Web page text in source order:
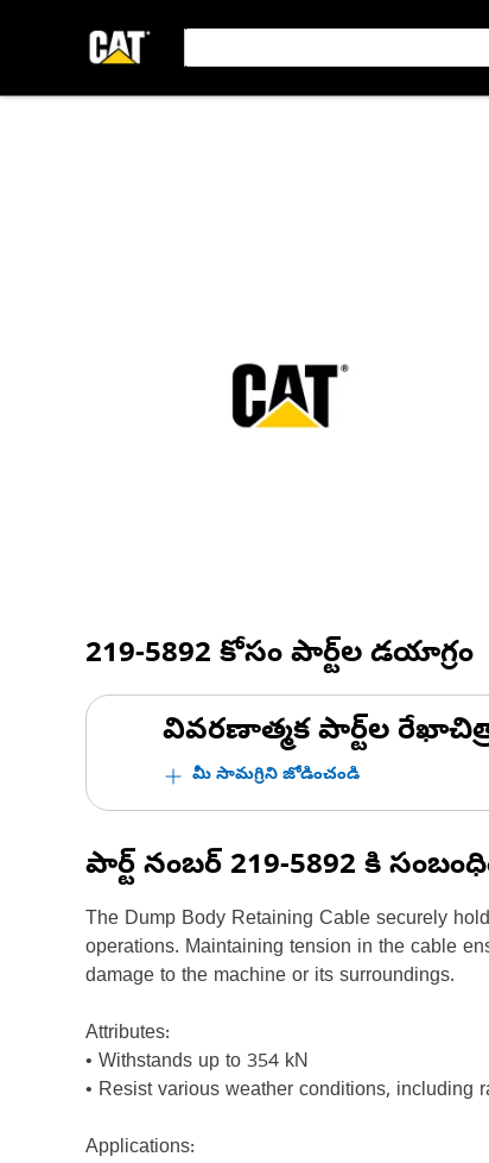
219-5892 కోసం పార్ట్‌ల డయాగ్రం
వివరణాత్మక పార్ట్‌ల
మీ సామగ్రిని జోడించండి
పార్ట్ నంబర్ 219-5892 కి
The Dump Body Retaining Cable securely
operations. Maintaining tension in the cable
damage to the machine or its surroundings.
Attributes:
• Withstands up to 354 kN
• Resist various weather conditions, including
Applications: